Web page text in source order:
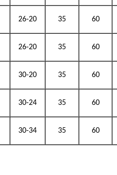
26-20 35 60
26-20 35 60
30-20 35 60
30-24 35 60
30-34 35 60